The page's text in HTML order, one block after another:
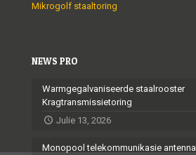
Mikrogolf staaltoring
NEWS PRO
Warmgegalvaniseerde staalrooster
Kragtransmissietoring
Julie 13, 2026
Monopool telekommunikasie antenna